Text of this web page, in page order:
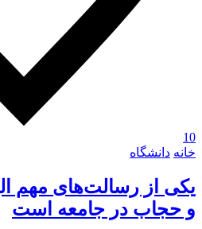
10
خانه دانشگاه
یکی از رسالت‌های مهم
و حجاب در جامعه است